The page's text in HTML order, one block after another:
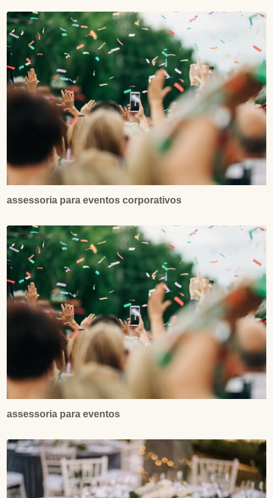
assessoria para eventos corporativos
assessoria para eventos